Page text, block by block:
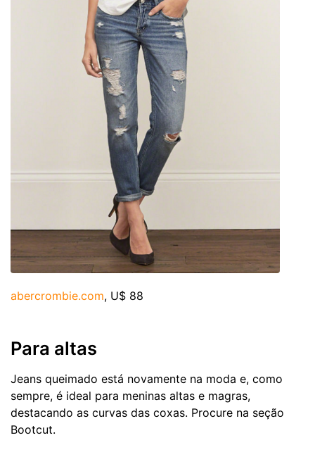
abercrombie.com, U$ 88
Para altas
Jeans queimado está novamente na moda e, como
sempre, é ideal para meninas altas e magras,
destacando as curvas das coxas. Procure na seção
Bootcut.